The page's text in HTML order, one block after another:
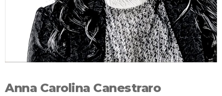
Anna Carolina Canestraro